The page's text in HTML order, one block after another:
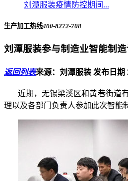
刘潭服装疫情防控期间...
生产加工热线400-8272-708
刘潭服装参与制造业智能制
返回列表来源：刘潭服装 发布日期
近期，无锡梁溪区和黄巷街道
理以及各部门负责人参加此次智能